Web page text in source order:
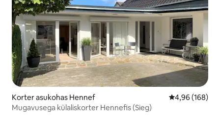
Korter asukohas Hennef Keskmine
4,96 (168)
Mugavusega külaliskorter Hennefis (Sieg)